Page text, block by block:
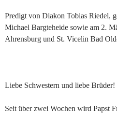
Predigt von Diakon Tobias Riedel,
Michael Bargteheide sowie am 2.
Ahrensburg und St. Vicelin Bad
Liebe Schwestern und liebe Brüder!
Seit über zwei Wochen wird Papst